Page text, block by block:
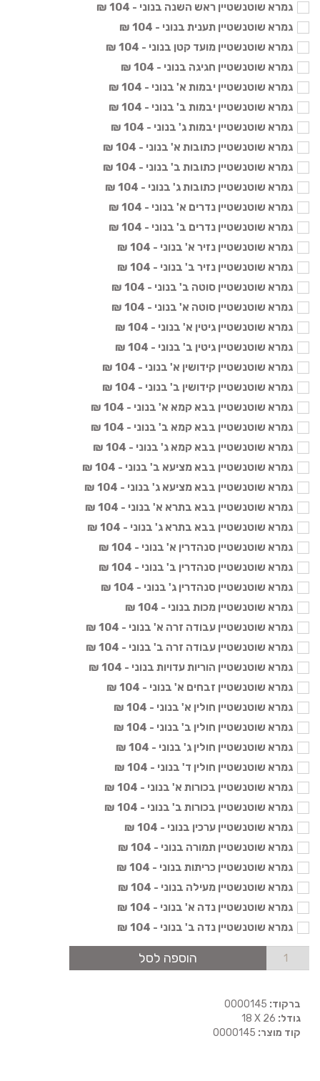
גמרא שוטנשטיין ראש השנה בנוני - 104 ₪
גמרא שוטנשטיין תענית בנוני - 104 ₪
גמרא שוטנשטיין מועד קטן בנוני - 104 ₪
גמרא שוטנשטיין חגיגה בנוני - 104 ₪
גמרא שוטנשטיין יבמות א' בנוני - 104 ₪
גמרא שוטנשטיין יבמות ב' בנוני - 104 ₪
גמרא שוטנשטיין יבמות ג' בנוני - 104 ₪
גמרא שוטנשטיין כתובות א' בנוני - 104 ₪
גמרא שוטנשטיין כתובות ב' בנוני - 104 ₪
גמרא שוטנשטיין כתובות ג' בנוני - 104 ₪
גמרא שוטנשטיין נדרים א' בנוני - 104 ₪
גמרא שוטנשטיין נדרים ב' בנוני - 104 ₪
גמרא שוטנשטיין נזיר א' בנוני - 104 ₪
גמרא שוטנשטיין נזיר ב' בנוני - 104 ₪
גמרא שוטנשטיין סוטה ב' בנוני - 104 ₪
גמרא שוטנשטיין סוטה א' בנוני - 104 ₪
גמרא שוטנשטיין גיטין א' בנוני - 104 ₪
גמרא שוטנשטיין גיטין ב' בנוני - 104 ₪
גמרא שוטנשטיין קידושין א' בנוני - 104 ₪
גמרא שוטנשטיין קידושין ב' בנוני - 104 ₪
גמרא שוטנשטיין בבא קמא א' בנוני - 104 ₪
גמרא שוטנשטיין בבא קמא ב' בנוני - 104 ₪
גמרא שוטנשטיין בבא קמא ג' בנוני - 104 ₪
גמרא שוטנשטיין בבא מציעא ב' בנוני - 104 ₪
גמרא שוטנשטיין בבא מציעא ג' בנוני - 104 ₪
גמרא שוטנשטיין בבא בתרא א' בנוני - 104 ₪
גמרא שוטנשטיין בבא בתרא ג' בנוני - 104 ₪
גמרא שוטנשטיין סנהדרין א' בנוני - 104 ₪
גמרא שוטנשטיין סנהדרין ב' בנוני - 104 ₪
גמרא שוטנשטיין סנהדרין ג' בנוני - 104 ₪
גמרא שוטנשטיין מכות בנוני - 104 ₪
גמרא שוטנשטיין עבודה זרה א' בנוני - 104 ₪
גמרא שוטנשטיין עבודה זרה ב' בנוני - 104 ₪
גמרא שוטנשטיין הוריות עדויות בנוני - 104 ₪
גמרא שוטנשטיין זבחים א' בנוני - 104 ₪
גמרא שוטנשטיין חולין א' בנוני - 104 ₪
גמרא שוטנשטיין חולין ב' בנוני - 104 ₪
גמרא שוטנשטיין חולין ג' בנוני - 104 ₪
גמרא שוטנשטיין חולין ד' בנוני - 104 ₪
גמרא שוטנשטיין בכורות א' בנוני - 104 ₪
גמרא שוטנשטיין בכורות ב' בנוני - 104 ₪
גמרא שוטנשטיין ערכין בנוני - 104 ₪
גמרא שוטנשטיין תמורה בנוני - 104 ₪
גמרא שוטנשטיין כריתות בנוני - 104 ₪
גמרא שוטנשטיין מעילה בנוני - 104 ₪
גמרא שוטנשטיין נדה א' בנוני - 104 ₪
גמרא שוטנשטיין נדה ב' בנוני - 104 ₪
הוספה לסל
ברקוד:
גודל: 18 X 26
קוד מוצר: